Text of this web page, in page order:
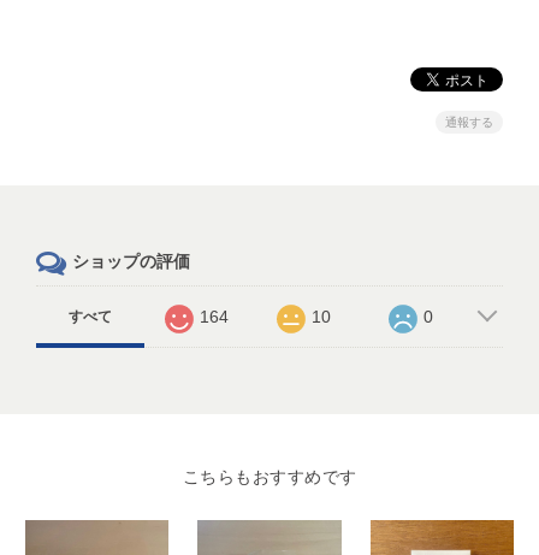
通報する
ショップの評価
すべて 164 10 0
こちらもおすすめです